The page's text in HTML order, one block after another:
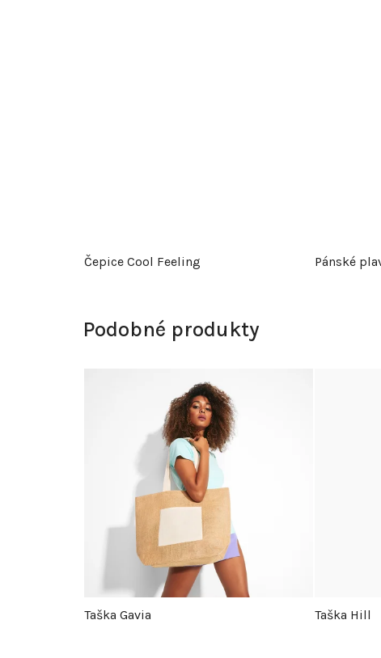
Čepice Cool Feeling Pánské
Podobné produkty
Taška Gavia Taška Hill